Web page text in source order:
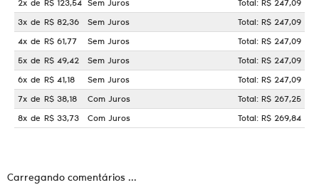
3x de R$ 82,36 Sem Juros
Total: R$ 247,09
4x de R$ 61,77 Sem Juros
Total: R$ 247,09
5x de R$ 49,42 Sem Juros
Total: R$ 247,09
6x de R$ 41,18 Sem Juros
Total: R$ 247,09
7x de R$ 38,18 Com Juros
Total: R$ 267,25
8x de R$ 33,73 Com Juros Total: R$ 269,84
Carregando comentários ...